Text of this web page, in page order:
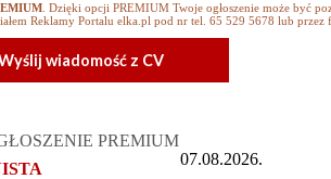
. Dzięki opcji PREMIUM Twoje ogłoszenie może być
Reklamy Portalu elka.pl pod nr tel. 65 529 5678 lub
wiadomość z CV
PREMIUM
07.08.2026.